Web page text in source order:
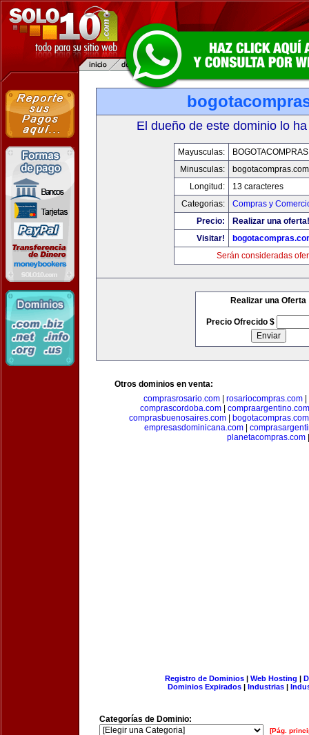
El dueño de este dominio lo
Mayusculas:
Minusculas:
bogotacompras.com
Longitud:
13 caracteres
Categorias:
Compras y
Precio:
Realizar una oferta!
Visitar!
Serán consideradas
Realizar una Oferta
Precio Ofrecido $
Otros dominios en venta:
comprasrosario.com
rosariocompras.com
comprascordoba.com
compraargentino.com
comprasbuenosaires.com
bogotacompras.com
empresasdominicana.com|
planetacompras.com
Registro de Dominios| Web Hosting |
Dominios Expirados | Industrias |
Categorías de Dominio:
[Pág.